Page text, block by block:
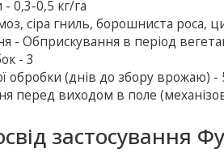
0,3-0,5 кг/га
сіра гниль, борошниста роса,
- Обприскування в період
- 3
обробки (днів до збору врожаю) -
перед виходом в поле
застосування